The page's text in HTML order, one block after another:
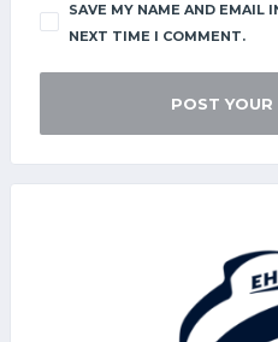
SAVE MY NAME AND EMAIL
NEXT TIME I COMMENT.